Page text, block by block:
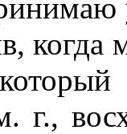
когда
г.,